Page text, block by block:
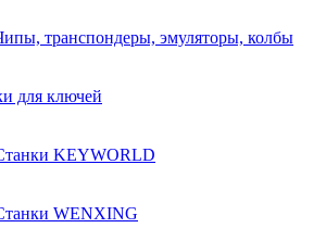
транспондеры, эмуляторы, колбы
для ключей
KEYWORLD
WENXING